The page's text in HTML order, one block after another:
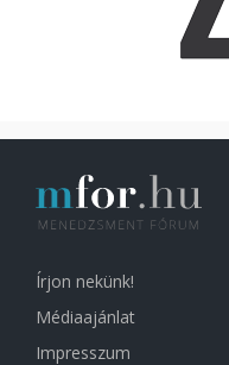
Írjon nekünk!
Médiaajánlat
Impresszum